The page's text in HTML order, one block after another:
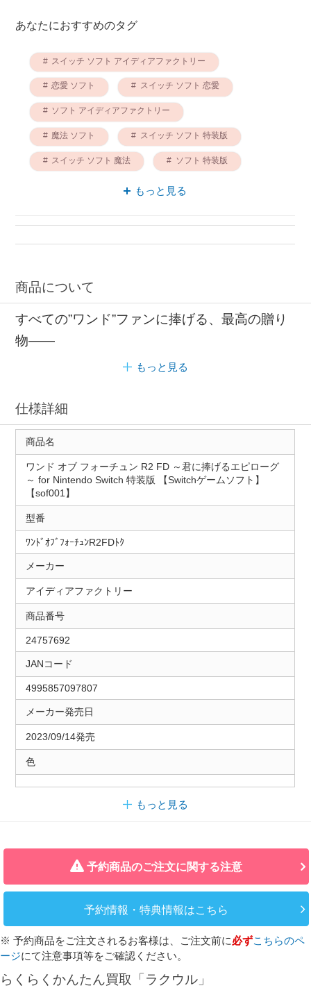
あなたにおすすめのタグ
スイッチ ソフト アイディアファクトリー
恋愛 ソフト スイッチ ソフト 恋愛
ソフト アイディアファクトリー
魔法 ソフト スイッチ ソフト 特装版
スイッチ ソフト 魔法 ソフト 特装版
もっと見る
商品について
すべての”ワンド”ファンに捧げる、最高の贈り
物――
もっと見る
仕様詳細
商品名
ワンド オブ フォーチュン R2 FD ～君に捧げるエピローグ
～ for Nintendo Switch 特装版 【Switchゲームソフト】
【sof001】
型番
ﾜﾝﾄﾞｵﾌﾞﾌｫｰﾁｭﾝR2FDﾄｸ
メーカー
アイディアファクトリー
商品番号
24757692
JANコード
4995857097807
メーカー発売日
2023/09/14発売
色
もっと見る
予約商品のご注文に関する注意
予約情報・特典情報はこちら
※ 予約商品をご注文されるお客様は、ご注文前に必ずこちらのペ
ージにて注意事項等をご確認ください。
らくらくかんたん買取「ラクウル」